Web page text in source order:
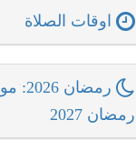
اوقات الصلاة
رمضان 2026: مواعيد إمساك وإفطار
رمضان 2027